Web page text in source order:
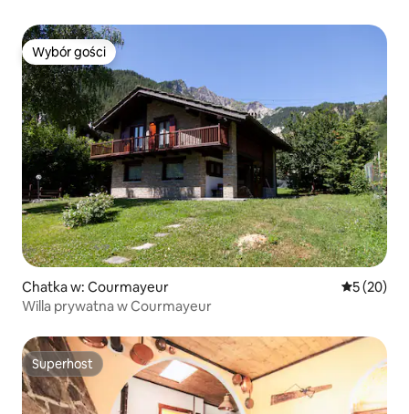
Wybór gości
Wybór gości
Chatka w: Courmayeur Średnia
5 (20)
Willa prywatna w Courmayeur
Superhost
Superhost